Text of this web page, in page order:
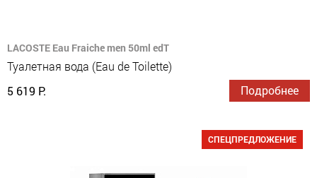
LACOSTE Eau Fraiche men 50ml edT
Туалетная вода (Eau de Toilette)
5 619 Р.
Подробнее
СПЕЦПРЕДЛОЖЕНИЕ